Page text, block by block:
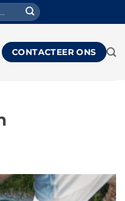
CONTACTEER ONS